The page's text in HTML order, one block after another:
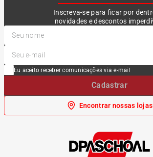
Inscreva-se para ficar por
novidades e descontos
Eu aceito receber comunicações via e-mail
Cadastrar
Encontrar nossas lojas